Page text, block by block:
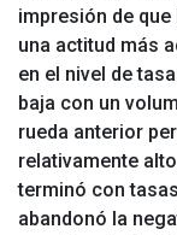
impresión de
una actitud más
en el nivel de
baja con un
rueda anterior
relativamente
terminó con
abandonó la